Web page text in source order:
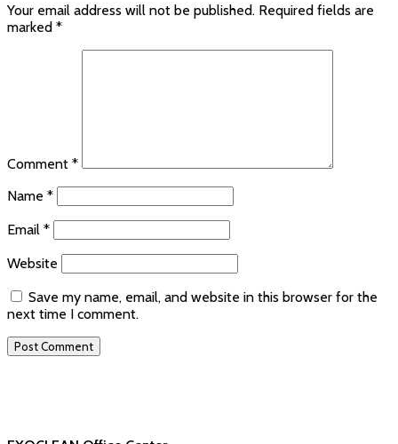
Your email address will not be published. Required fields are
marked *
Comment *
Name *
Email *
Website
Save my name, email, and website in this browser for the
next time I comment.